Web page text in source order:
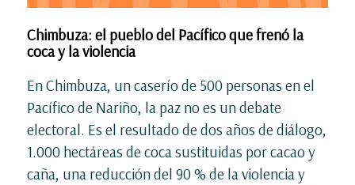
Chimbuza: el pueblo del Pacífico que frenó la
coca y la violencia
En Chimbuza, un caserío de 500 personas en el
Pacífico de Nariño, la paz no es un debate
electoral. Es el resultado de dos años de diálogo,
1.000 hectáreas de coca sustituidas por cacao y
caña, una reducción del 90 % de la violencia y